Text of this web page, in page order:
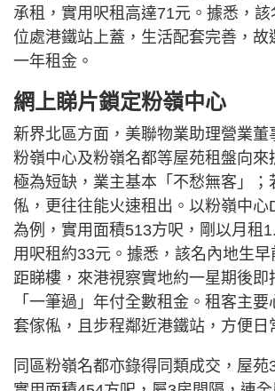
承租，實用呎租高達71元。據悉，
位處港鐵站上蓋，生活配套完善，故
一年租金。
網上睇片鎖定粉嶺中心
新界北區方面，美聯物業助理營業董
粉嶺中心及粉嶺名都等屋苑租盤向來
極為短缺，業主基本「不愁無客」；
俬，更往往能火速租出。以粉嶺中心
為例，實用面積513方呎，剛以月租
用呎租約33元。據悉，該名內地生
距睇樓，來港視察實地約一星期後即
「一筆過」年付全數租金。租客主
套傢俬，且步程鄰近港鐵站，方便日
同區粉嶺名都亦錄得同類成交，屋苑